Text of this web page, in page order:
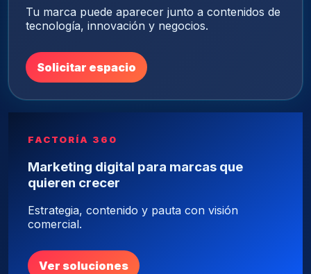
Tu marca puede aparecer junto a contenidos de
tecnología, innovación y negocios.
Solicitar espacio
FACTORÍA 360
Marketing digital para marcas que
quieren crecer
Estrategia, contenido y pauta con visión
comercial.
Ver soluciones